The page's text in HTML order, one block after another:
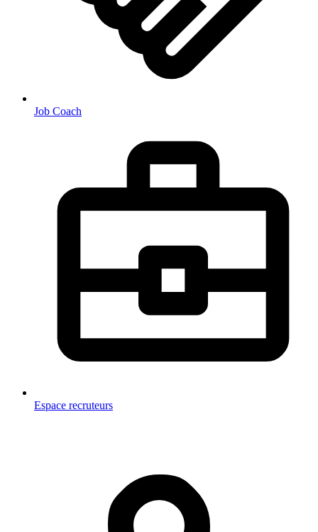
Job Coach
Espace recruteurs